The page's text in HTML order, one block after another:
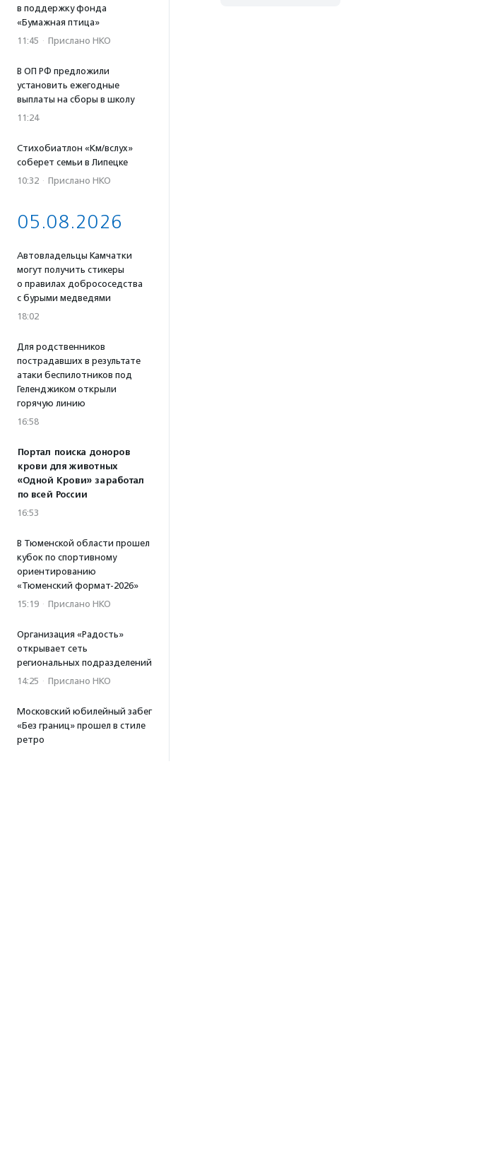
в поддержку фонда
«Бумажная птица»
11:45 · Прислано НКО
В ОП РФ предложили
установить ежегодные
выплаты на сборы в школу
11:24
Стихобиатлон «Км/вслух»
соберет семьи в Липецке
10:32 · Прислано НКО
05.08.2026
Автовладельцы Камчатки
могут получить стикеры
о правилах добрососедства
с бурыми медведями
18:02
Для родственников
пострадавших в результате
атаки беспилотников под
Геленджиком открыли
горячую линию
16:58
Портал поиска доноров
крови для животных
«Одной Крови» заработал
по всей России
16:53
В Тюменской области прошел
кубок по спортивному
ориентированию
«Тюменский формат-2026»
15:19 · Прислано НКО
Организация «Радость»
открывает сеть
региональных подразделений
14:25 · Прислано НКО
Московский юбилейный забег
«Без границ» прошел в стиле
ретро